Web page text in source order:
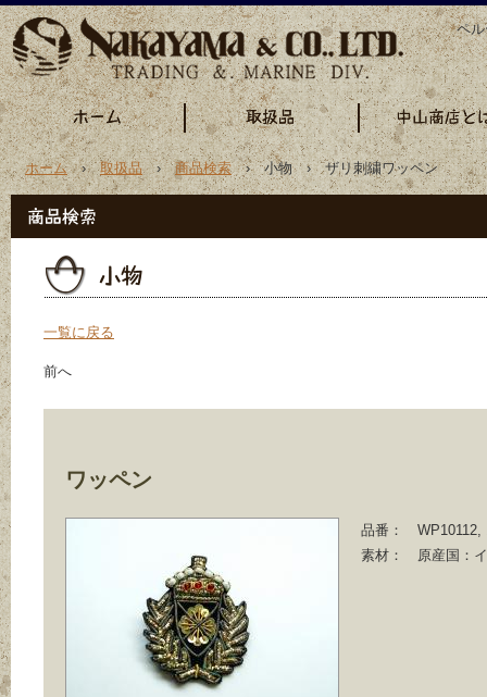
ペ
ホーム›取扱品›商品検索› 小物 › ザリ刺繍ワッペン
一覧に戻る
前へ
ワッペン
品番：
WP10112,
素材：
原産国：